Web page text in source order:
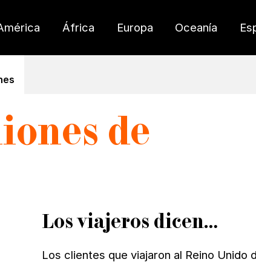
África Europa Oceanía
de
Los viajeros dicen…
Los clientes que viajaron al Reino Unido